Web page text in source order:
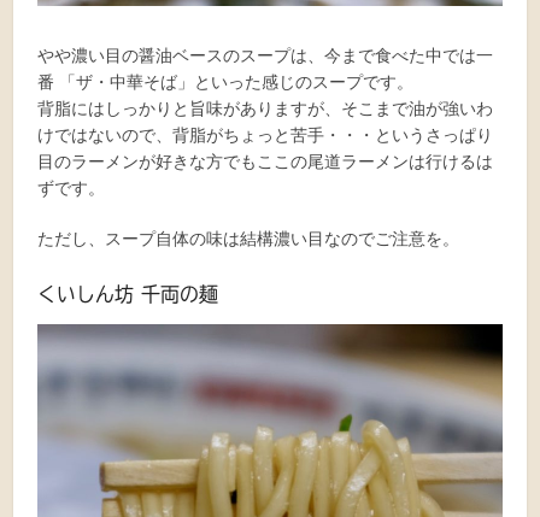
やや濃い目の醤油ベースのスープは、今まで食べた中では一
番 「ザ・中華そば」といった感じのスープです。
背脂にはしっかりと旨味がありますが、そこまで油が強いわ
けではないので、背脂がちょっと苦手・・・というさっぱり
目のラーメンが好きな方でもここの尾道ラーメンは行けるは
ずです。
ただし、スープ自体の味は結構濃い目なのでご注意を。
くいしん坊 千両の麺